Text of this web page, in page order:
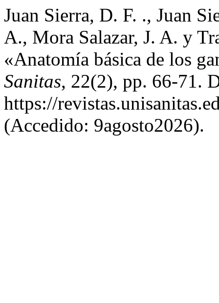
Juan Sierra, D. F. ., Juan
A., Mora Salazar, J. A. y
«Anatomía básica de los
Sanitas, 22(2), pp. 66-71.
https://
(Accedido: 9agosto2026).